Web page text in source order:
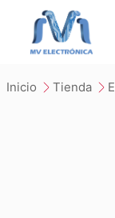
inicio tienda